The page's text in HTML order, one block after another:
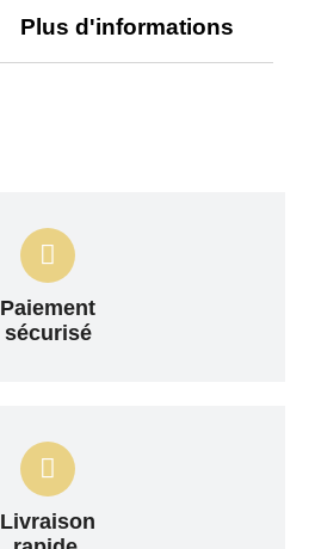
Plus d'informations
Paiement
sécurisé
Livraison